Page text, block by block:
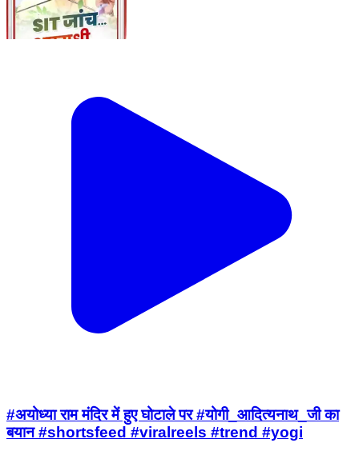
#अयोध्या राम मंदिर में हुए घोटाले पर #योगी_आदित्यनाथ_जी का
बयान #shortsfeed #viralreels #trend #yogi